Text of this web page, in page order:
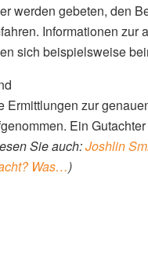
werden gebeten, den
Informationen zur
sich beispielsweise
Ermittlungen zur
Ein
Sie auch:Joshlin
Was…)